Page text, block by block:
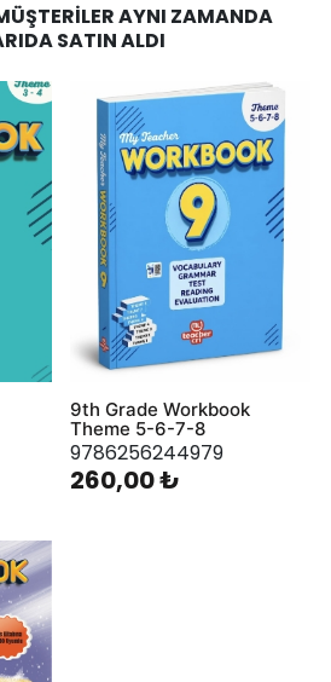
AYNI ZAMANDA
SATIN ALDI
9th Grade Workbook
Theme 5-6-7-8
9786256244979
260,00 ₺